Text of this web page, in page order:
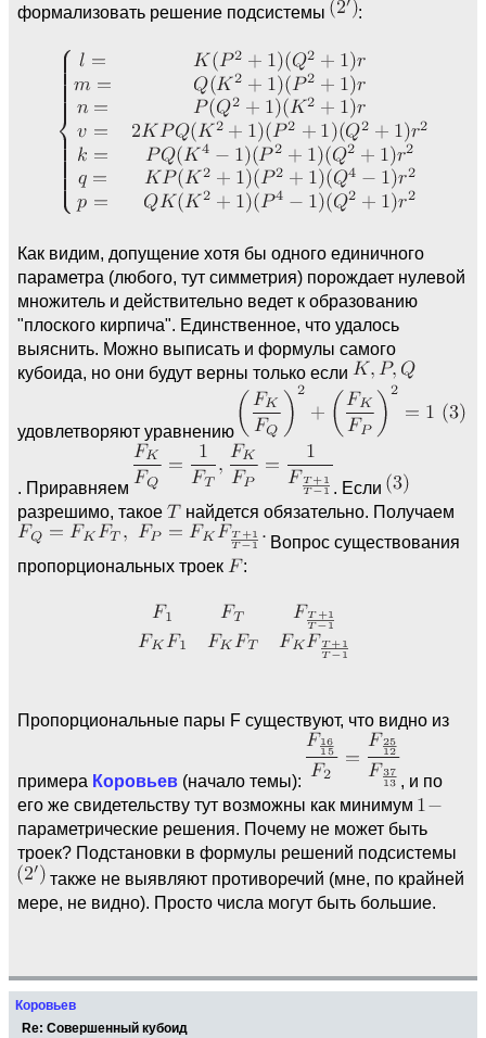
формализовать решение подсистемы
:
Как видим, допущение хотя бы одного единичного
параметра (любого, тут симметрия) порождает нулевой
множитель и действительно ведет к образованию
"плоского кирпича". Единственное, что удалось
выяснить. Можно выписать и формулы самого
кубоида, но они будут верны только если
удовлетворяют уравнению
. Приравняем
. Если
разрешимо, такое
найдется обязательно. Получаем
Вопрос существования
пропорциональных троек
:
Пропорциональные пары F существуют, что видно из
примера Коровьев (начало темы):
, и по
его же свидетельству тут возможны как минимум
параметрические решения. Почему не может быть
троек? Подстановки в формулы решений подсистемы
также не выявляют противоречий (мне, по крайней
мере, не видно). Просто числа могут быть большие.
Коровьев
Re: Совершенный кубоид